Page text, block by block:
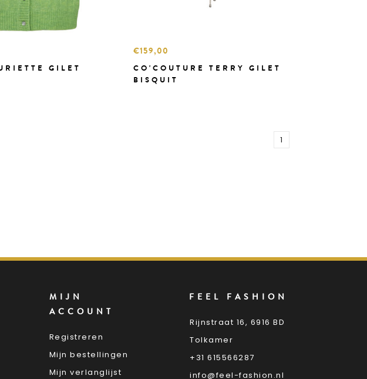
GILET
€159,00
CO'COUTURE TERRY GILET
BISQUIT
1
MIJN
ACCOUNT
Registreren
Mijn bestellingen
Mijn verlanglijst
FEEL FASHION
Rijnstraat 16, 6916 BD
Tolkamer
+31 615566287
info@feel-fashion.nl